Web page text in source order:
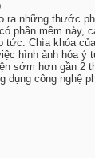
ra những thước
phần mềm này,
Chìa khóa
hình ảnh hóa
sớm hơn gần 2
công nghệ